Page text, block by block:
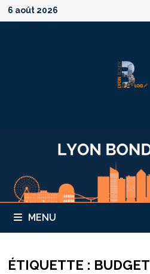
Passer
au
6 août 2026
MENU
ÉTIQUETTE : BUDGET